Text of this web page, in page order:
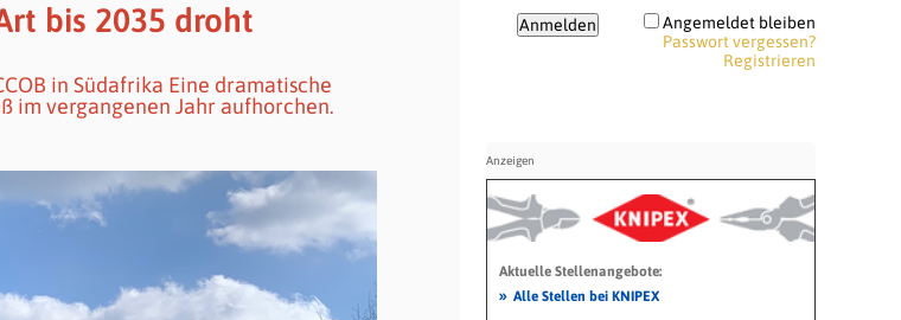
bis 2035 droht
in Südafrika Eine dramatische
im vergangenen Jahr aufhorchen.
Angemeldet bleiben
Passwort vergessen?
Registrieren
Aktuelle Stellenangebote:
» Alle Stellen bei KNIPEX